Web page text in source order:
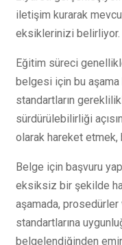
iletişim kurarak
eksiklerinizi belirliyor.
Eğitim süreci
belgesi için bu aşama
standartların
sürdürülebilirliği
olarak hareket etmek,
Belge için başvuru
eksiksiz bir şekilde
aşamada,
standartlarına
belgelendiğinden